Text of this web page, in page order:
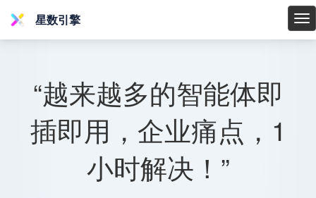
星
星数引擎
“越来越多的智能体即
插即用，企业痛点，1
小时解决！”